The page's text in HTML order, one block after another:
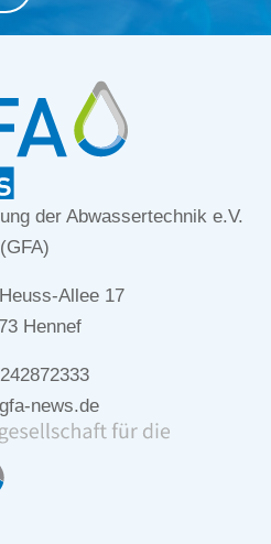
der Abwassertechnik e.V.
(GFA)
Allee 17
Hennef
news.de